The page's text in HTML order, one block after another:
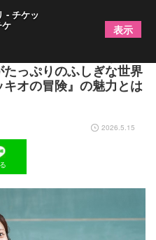
のいい思い出になれ
っぷりのふしぎな世界
オの冒険』の魅力とは
2026.5.15
- チケッ
ケ 表示